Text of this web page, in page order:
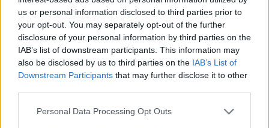
us or personal information disclosed to third parties prior to
your opt-out. You may separately opt-out of the further
disclosure of your personal information by third parties on the
IAB’s list of downstream participants. This information may
also be disclosed by us to third parties on the IAB’s List of
Downstream Participants that may further disclose it to other
Personal Data Processing Opt Outs
nodaļas izveidotajos metodiskajos ieteikumos
“Atbalsta pasākumu nodrošināšana izglītības
iestādēs” paskaidrots, ka atgādne ir īsā,
koncentrētā veidā sniegta vizuāla informācija, kas
skolēnam ar speciālām vajadzībām palīdz veikt